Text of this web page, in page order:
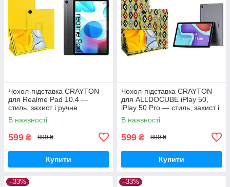
Чохол-підставка CRAYTON
для Realme Pad 10.4 —
стиль, захист і ручне
збирання, колір Жовтий
В наявності
599 ₴ 899 ₴
Купити
Чохол-підставка CRAYTON
для ALLDOCUBE iPlay 50,
iPlay 50 Pro — стиль, захист і
ручне збирання, колір Камні
В наявності
599 ₴ 899 ₴
Купити
–33% –33%